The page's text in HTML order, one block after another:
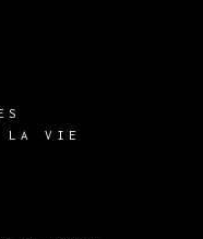
LA VIE